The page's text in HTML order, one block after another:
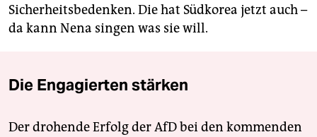
Sicherheitsbedenken. Die hat Südkorea jetzt auch –
da kann Nena singen was sie will.
Die Engagierten stärken
Der drohende Erfolg der AfD bei den kommenden